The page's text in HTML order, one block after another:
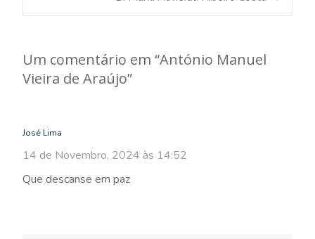
Um comentário em “António Manuel
Vieira de Araújo”
José Lima
14 de Novembro, 2024 às 14:52
Que descanse em paz